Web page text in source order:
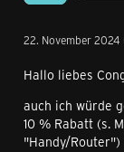
22. November
Hallo liebes
auch ich würde
10 % Rabatt (s.
"Handy/Router")